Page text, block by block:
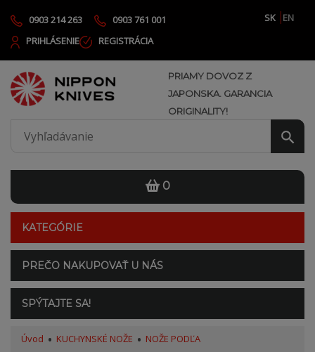
0903 214 263 0903 761 001 SK
EN
PRIHLÁSENIE
REGISTRÁCIA
PRIAMY DOVOZ Z
JAPONSKA. GARANCIA
ORIGINALITY!
0
KATEGÓRIE
PREČO NAKUPOVAŤ U NÁS
SPÝTAJTE SA!
Úvod KUCHYNSKÉ NOŽE
NOŽE PODĽA